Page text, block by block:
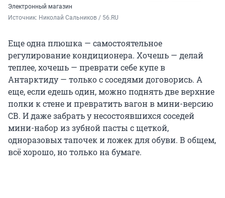
Электронный магазин
Источник: Николай Сальников / 56.RU
Еще одна плюшка — самостоятельное
регулирование кондиционера. Хочешь — делай
теплее, хочешь — преврати себе купе в
Антарктиду — только с соседями договорись. А
еще, если едешь один, можно поднять две верхние
полки к стене и превратить вагон в мини-версию
СВ. И даже забрать у несостоявшихся соседей
мини-набор из зубной пасты с щеткой,
одноразовых тапочек и ложек для обуви. В общем,
всё хорошо, но только на бумаге.